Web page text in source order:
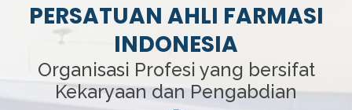
PERSATUAN AHLI FARMASI
INDONESIA
Organisasi Profesi yang bersifat
Kekaryaan dan Pengabdian